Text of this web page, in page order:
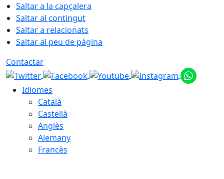
Saltar a la capçalera
Saltar al contingut
Saltar a relacionats
Saltar al peu de pàgina
Contactar
Idiomes
Català
Castellà
Anglès
Alemany
Francès